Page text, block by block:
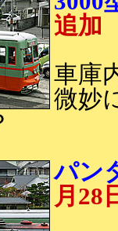
追加
車庫
微妙
パン
月28